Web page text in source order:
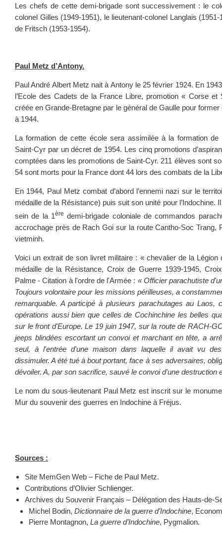
Les chefs de cette demi-brigade sont successivement : le
colonel Gilles (1949-1951), le lieutenant-colonel Langlais
de Fritsch (1953-1954).
Paul Metz d’Antony.
Paul André Albert Metz nait à Antony le 25 février 1924. En
l’Ecole des Cadets de la France Libre, promotion « Corse
créée en Grande-Bretagne par le général de Gaulle pour
à 1944.
La formation de cette école sera assimilée à la formation de
Saint-Cyr par un décret de 1954. Les cinq promotions
comptées dans les promotions de Saint-Cyr. 211 élèves sont
54 sont morts pour la France dont 44 lors des combats de la
En 1944, Paul Metz combat d’abord l’ennemi nazi sur le
médaille de la Résistance) puis suit son unité pour l’Indochine.
sein de la 1ère demi-brigade coloniale de commandos
accrochage près de Rach Goi sur la route Cantho-Soc Trang,
vietminh.
Voici un extrait de son livret militaire : « chevalier de la Légion
médaille de la Résistance, Croix de Guerre 1939-1945,
Palme - Citation à l'ordre de l'Armée : « Officier parachutiste
Toujours volontaire pour les missions périlleuses, a
remarquable. A participé à plusieurs parachutages au Laos,
opérations aussi bien que celles de Cochinchine les belles
sur le front d'Europe. Le 19 juin 1947, sur la route de RACH-
jeeps blindées escortant un convoi et marchant en tête, a
seul, à l'entrée d'une maison dans laquelle il avait vu
dissimuler. A été tué à bout portant, face à ses adversaires,
dévoiler. A, par son sacrifice, sauvé le convoi d'une destruction
Le nom du sous-lieutenant Paul Metz est inscrit sur le
Mur du souvenir des guerres en Indochine à Fréjus.
Sources :
Site MemGen Web – Fiche de Paul Metz.
Contributions d’Olivier Schlienger.
Archives du Souvenir Français – Délégation des Hauts-de-
Michel Bodin, Dictionnaire de la guerre d’Indochine,
Pierre Montagnon, La guerre d’Indochine, Pygmalion.